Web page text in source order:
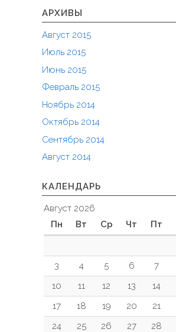
АРХИВЫ
Август 2015
Июль 2015
Июнь 2015
Февраль 2015
Ноябрь 2014
Октябрь 2014
Сентябрь 2014
Август 2014
КАЛЕНДАРЬ
Август 2026
Пн
Вт Ср Чт Пт
3
4 5 6 7
10
11 12 13 14
17
18 19 20 21
24
25 26 27 28